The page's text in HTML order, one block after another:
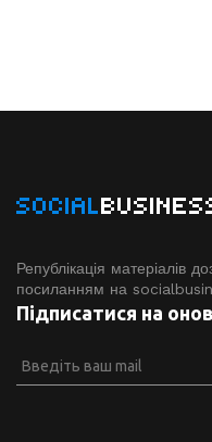
SOCIAL
Републікація матеріалів
посиланням на
Підписатися на